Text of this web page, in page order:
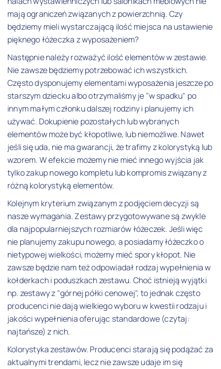
mają ograniczeń związanych z powierzchnią. Czy
będziemy mieli wystarczającą ilość miejsca na ustawienie
pięknego łóżeczka z wyposażeniem?
Następnie należy rozważyć ilość elementów w zestawie.
Nie zawsze będziemy potrzebować ich wszystkich.
Często dysponujemy elementami wyposażenia jeszcze po
starszym dziecku albo otrzymaliśmy je "w spadku" po
innym małym członku dalszej rodziny i planujemy ich
używać. Dokupienie pozostałych lub wybranych
elementów może być kłopotliwe, lub niemożliwe. Nawet
jeśli się uda, nie ma gwarancji, że trafimy z kolorystyką lub
wzorem. W efekcie możemy nie mieć innego wyjścia jak
tylko zakup nowego kompletu lub kompromis związany z
różną kolorystyką elementów.
Kolejnym kryterium związanym z podjęciem decyzji są
nasze wymagania. Zestawy przygotowywane są zwykle
dla najpopularniejszych rozmiarów łóżeczek. Jeśli więc
nie planujemy zakupu nowego, a posiadamy łóżeczko o
nietypowej wielkości, możemy mieć spory kłopot. Nie
zawsze będzie nam też odpowiadał rodzaj wypełnienia w
kołderkach i poduszkach zestawu. Choć istnieją wyjątki
np. zestawy z "górnej półki cenowej", to jednak często
producenci nie dają wielkiego wyboru w kwestii rodzaju i
jakości wypełnienia oferując standardowe (czytaj:
najtańsze) z nich.
Kolorystyka zestawów. Producenci starają się podążać za
aktualnymi trendami, lecz nie zawsze udaje im się